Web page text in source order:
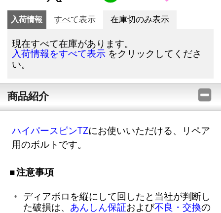
入荷情報 すべて表示 在庫切のみ表示
現在すべて在庫があります。
入荷情報をすべて表示 をクリックしてくださ
い。
商品紹介
ハイパースピンTZにお使いいただける、リペア
用のボルトです。
注意事項
ディアボロを縦にして回したと当社が判断し
た破損は、 あんしん保証および不良・交換の